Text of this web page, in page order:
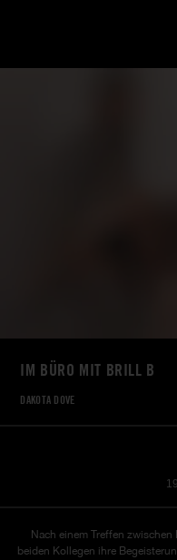
IM BÜRO MIT BRILL B
DAKOTA DOVE
Nach einem Treffen
beiden Kollegen ihre